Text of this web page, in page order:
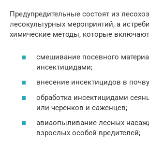
Предупредительные состоят из
лесокультурных мероприятий, а
химические методы, которые
смешивание посевного
инсектицидами;
внесение инсектицидов в
обработка инсектицидами
или черенков и саженцев;
авиаопыливание лесных
взрослых особей вредителей;